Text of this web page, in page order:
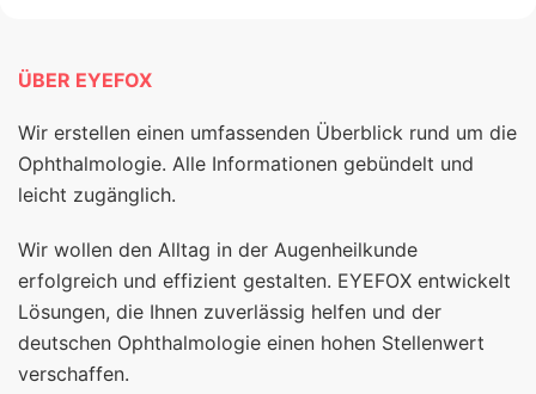
ÜBER EYEFOX
Wir erstellen einen umfassenden Überblick rund um die
Ophthalmologie. Alle Informationen gebündelt und
leicht zugänglich.
Wir wollen den Alltag in der Augenheilkunde
erfolgreich und effizient gestalten. EYEFOX entwickelt
Lösungen, die Ihnen zuverlässig helfen und der
deutschen Ophthalmologie einen hohen Stellenwert
verschaffen.